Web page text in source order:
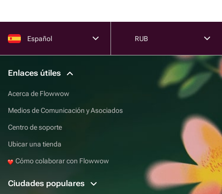
Español RUB
Enlaces útiles
Acerca de Flowwow
Medios de Comunicación y Asociados
Centro de soporte
Ubicar una tienda
Cómo colaborar con Flowwow
Ciudades populares